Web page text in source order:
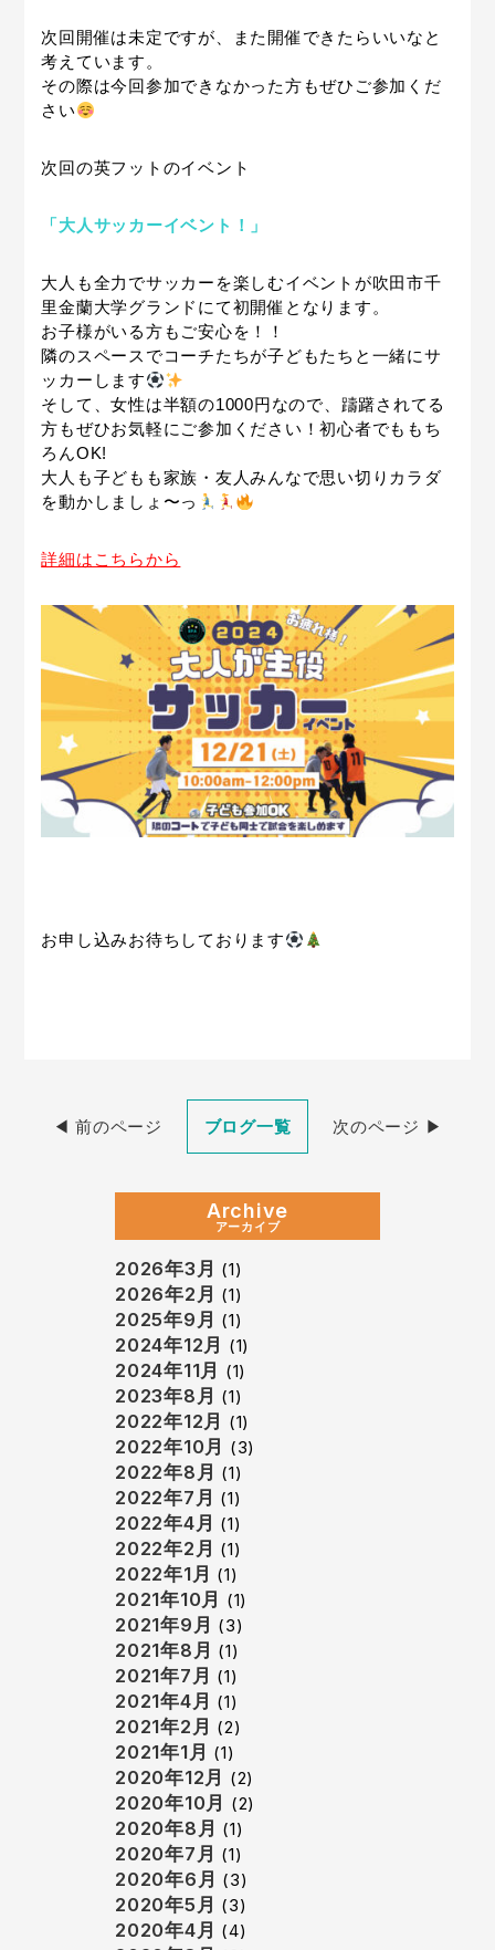
次回開催は未定ですが、また開催できたらいいなと
考えています。
その際は今回参加できなかった方もぜひご参加くだ
さい
次回の英フットのイベント
「大人サッカーイベント！」
大人も全力でサッカーを楽しむイベントが吹田市千
里金蘭大学グランドにて初開催となります。
お子様がいる方もご安心を！！
隣のスペースでコーチたちが子どもたちと一緒にサ
ッカーします
そして、女性は半額の1000円なので、躊躇されてる
方もぜひお気軽にご参加ください！初心者でももち
ろんOK!
大人も子どもも家族・友人みんなで思い切りカラダ
を動かしましょ〜っ
詳細はこちらから
お申し込みお待ちしております
◀︎ 前のページ ブログ一覧 次のページ ▶︎
Archive
アーカイブ
2026年3月 (1)
2026年2月 (1)
2025年9月 (1)
2024年12月 (1)
2024年11月 (1)
2023年8月 (1)
2022年12月 (1)
2022年10月 (3)
2022年8月 (1)
2022年7月 (1)
2022年4月 (1)
2022年2月 (1)
2022年1月 (1)
2021年10月 (1)
2021年9月 (3)
2021年8月 (1)
2021年7月 (1)
2021年4月 (1)
2021年2月 (2)
2021年1月 (1)
2020年12月 (2)
2020年10月 (2)
2020年8月 (1)
2020年7月 (1)
2020年6月 (3)
2020年5月 (3)
2020年4月 (4)